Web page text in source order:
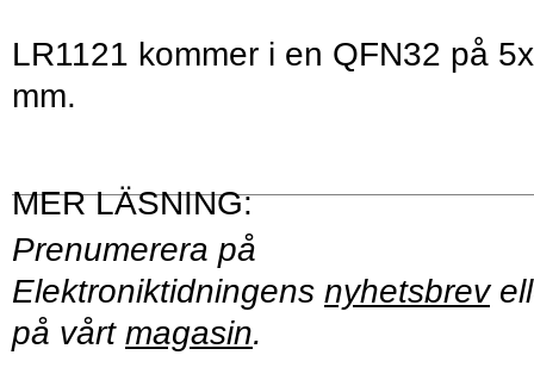
LR1121 kommer i en QFN32 på
mm.
Prenumerera på
Elektroniktidningens nyhetsbrev
på vårt magasin.